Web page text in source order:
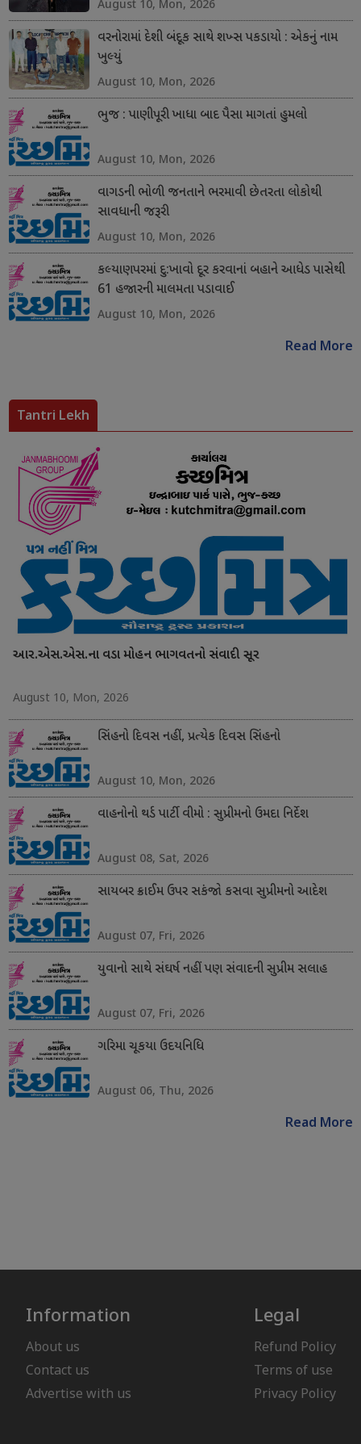
August 10, Mon, 2026
વરનોરામાં દેશી બંદૂક સાથે શખ્સ પકડાયો : એકનું નામ
ખુલ્યું
August 10, Mon, 2026
ભુજ : પાણીપૂરી ખાધા બાદ પૈસા માગતાં હુમલો
August 10, Mon, 2026
વાગડની ભોળી જનતાને ભરમાવી છેતરતા લોકોથી
સાવધાની જરૂરી
August 10, Mon, 2026
કલ્યાણપરમાં દુ:ખાવો દૂર કરવાનાં બહાને આધેડ પાસેથી
61 હજારની માલમતા પડાવાઈ
August 10, Mon, 2026
Read More
Tantri Lekh
આર.એસ.એસ.ના વડા મોહન ભાગવતનો સંવાદી સૂર
August 10, Mon, 2026
સિંહનો દિવસ નહીં, પ્રત્યેક દિવસ સિંહનો
August 10, Mon, 2026
વાહનોનો થર્ડ પાર્ટી વીમો : સુપ્રીમનો ઉમદા નિર્દેશ
August 08, Sat, 2026
સાયબર ક્રાઈમ ઉપર સકંજો કસવા સુપ્રીમનો આદેશ
August 07, Fri, 2026
યુવાનો સાથે સંઘર્ષ નહીં પણ સંવાદની સુપ્રીમ સલાહ
August 07, Fri, 2026
ગરિમા ચૂકયા ઉદયનિધિ
August 06, Thu, 2026
Read More
Information
About us
Contact us
Advertise with us
Legal
Refund Policy
Terms of use
Privacy Policy